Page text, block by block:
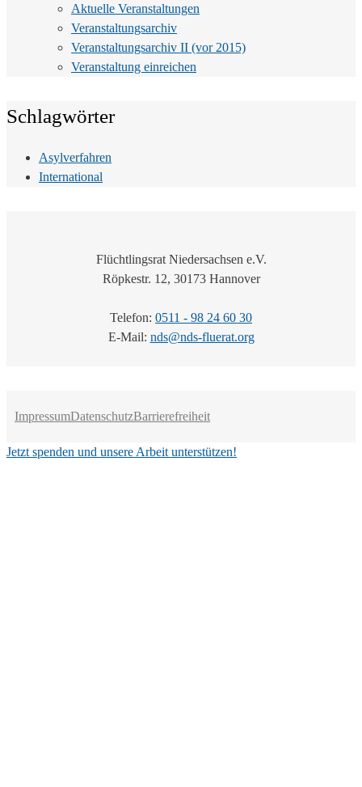
Aktuelle Veranstaltungen
Veranstaltungsarchiv
Veranstaltungsarchiv II (vor 2015)
Veranstaltung einreichen
Schlagwörter
Asylverfahren
International
Flüchtlingsrat Niedersachsen e.V.
Röpkestr. 12, 30173 Hannover
Telefon: 0511 - 98 24 60 30
E-Mail: nds@nds-fluerat.org
ImpressumDatenschutzBarrierefreiheit
Jetzt spenden und unsere Arbeit unterstützen!